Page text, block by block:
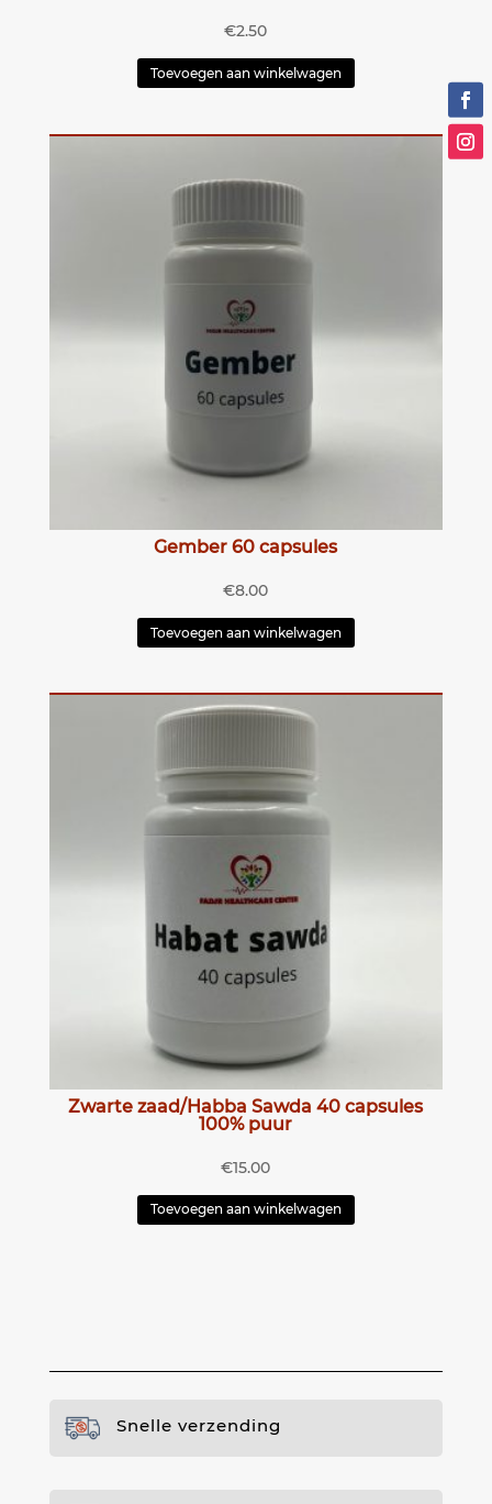
€2.50
Toevoegen aan winkelwagen
Gember 60 capsules
€8.00
Toevoegen aan winkelwagen
Zwarte zaad/Habba Sawda 40 capsules
100% puur
€15.00
Toevoegen aan winkelwagen
Snelle verzending